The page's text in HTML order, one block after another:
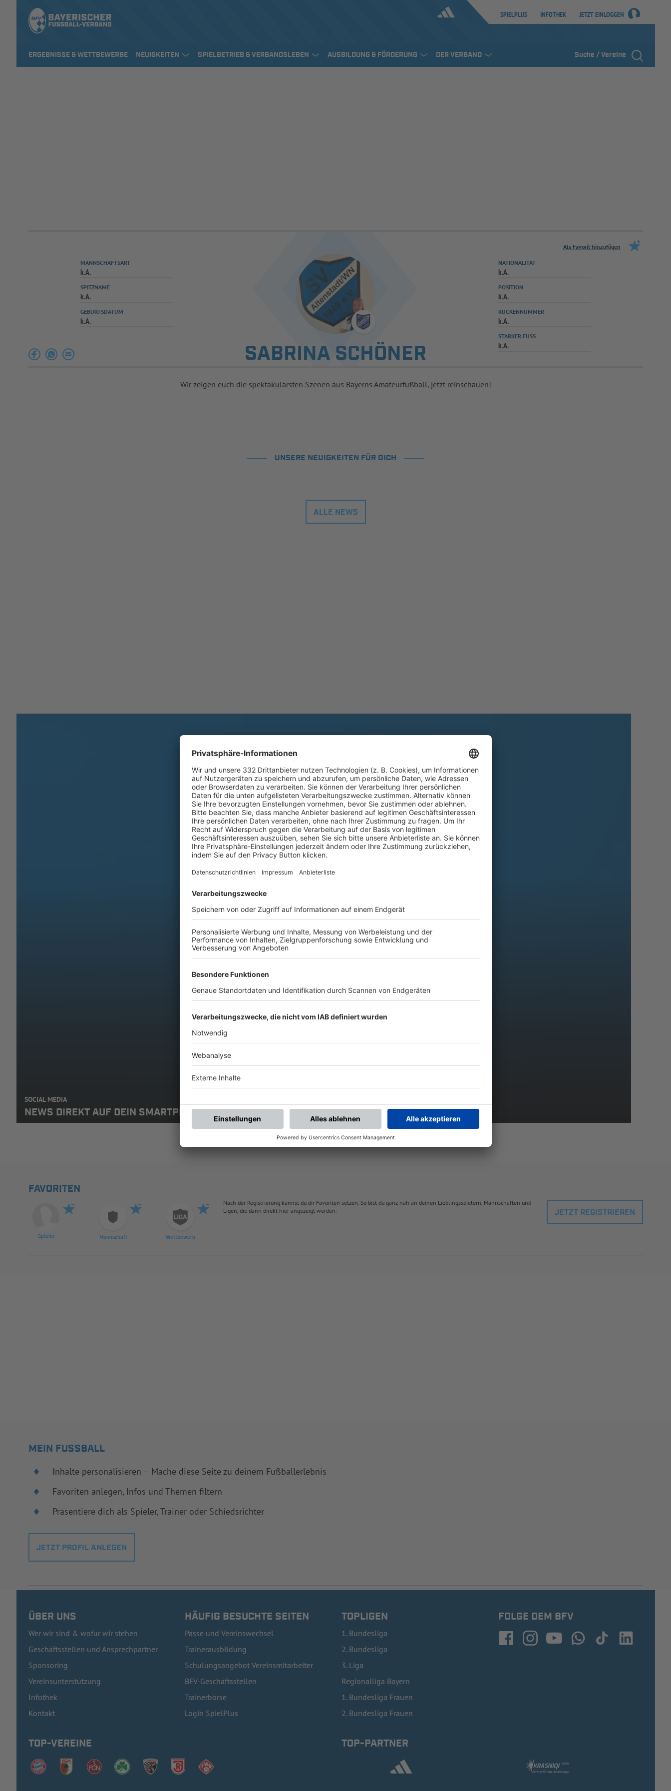
SPIELPLUS INFOTHEK JETZT EINLOGGEN
ERGEBNISSE & WETTBEWERBE NEUIGKEITEN SPIELBETRIEB & VERBANDSLEBEN AUSBILDUNG & FÖRDERUNG DER VERBAND Suche / Vereine
Als Favorit hinzufügen
SABRINA SCHÖNER
MANNSCHAFTSART
k.A.
SPITZNAME
k.A.
GEBURTSDATUM
k.A.
NATIONALITÄT
k.A.
POSITION
k.A.
RÜCKENNUMMER
k.A.
STARKER FUSS
k.A.
Wir zeigen euch die spektakulärsten Szenen aus Bayerns Amateurfußball, jetzt reinschauen!
UNSERE NEUIGKEITEN FÜR DICH
ALLE NEWS
SOCIAL MEDIA
NEWS DIREKT AUF DEIN SMARTPHONE: ABONNIERE DEN BFV-WHATSAPP-KANAL!
FAVORITEN
Spieler Mannschaft Wettbewerb
Nach der Registrierung kannst du dir Favoriten setzen. So bist du ganz nah an deinen Lieblingsspielern, Mannschaften und
Ligen, die dann direkt hier angezeigt werden.
JETZT REGISTRIEREN
MEIN FUSSBALL
Inhalte personalisieren – Mache diese Seite zu deinem Fußballerlebnis
Favoriten anlegen, Infos und Themen filtern
Präsentiere dich als Spieler, Trainer oder Schiedsrichter
JETZT PROFIL ANLEGEN
ÜBER UNS
Wer wir sind & wofür wir stehen
Geschäftsstellen und Ansprechpartner
Sponsoring
Vereinsunterstützung
Infothek
Kontakt
HÄUFIG BESUCHTE SEITEN
Pässe und Vereinswechsel
Trainerausbildung
Schulungsangebot Vereinsmitarbeiter
BFV-Geschäftsstellen
Trainerbörse
Login SpielPlus
TOPLIGEN
1. Bundesliga
2. Bundesliga
3. Liga
Regionalliga Bayern
1. Bundesliga Frauen
2. Bundesliga Frauen
FOLGE DEM BFV
TOP-VEREINE TOP-PARTNER